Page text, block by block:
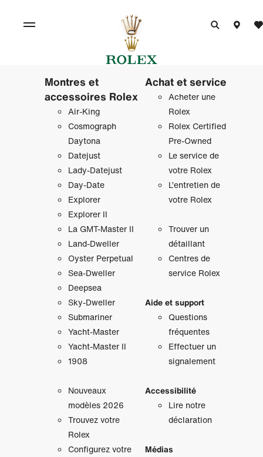
Montres et
accessoires Rolex
Air‑King
Cosmograph
Daytona
Datejust
Lady‑Datejust
Day‑Date
Explorer
Explorer II
La GMT‑Master II
Land-Dweller
Oyster Perpetual
Sea-Dweller
Deepsea
Sky‑Dweller
Submariner
Yacht‑Master
Yacht‑Master II
1908
Nouveaux
modèles 2026
Trouvez votre
Rolex
Configurez votre
Achat et service
Acheter une
Rolex
Rolex Certified
Pre-Owned
Le service de
votre Rolex
L’entretien de
votre Rolex
Trouver un
détaillant
Centres de
service Rolex
Aide et support
Questions
fréquentes
Effectuer un
signalement
Accessibilité
Lire notre
déclaration
Médias